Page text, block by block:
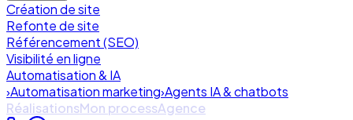
Création de site
Refonte de site
Référencement (SEO)
Visibilité en ligne
Automatisation & IA
›Automatisation marketing›Agents IA & chatbots
RéalisationsMon processAgence